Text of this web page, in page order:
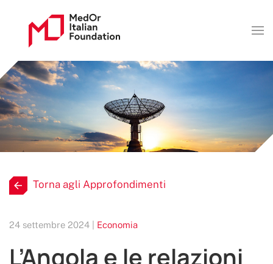
Torna agli Approfondimenti
24 settembre 2024 | Economia
L’Angola e le relazioni